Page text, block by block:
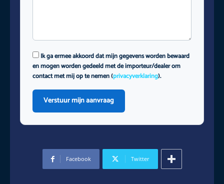
Ik ga ermee akkoord dat mijn gegevens worden bewaard
en mogen worden gedeeld met de importeur/dealer om
contact met mij op te nemen (privacyverklaring).
Verstuur mijn aanvraag
Facebook Twitter